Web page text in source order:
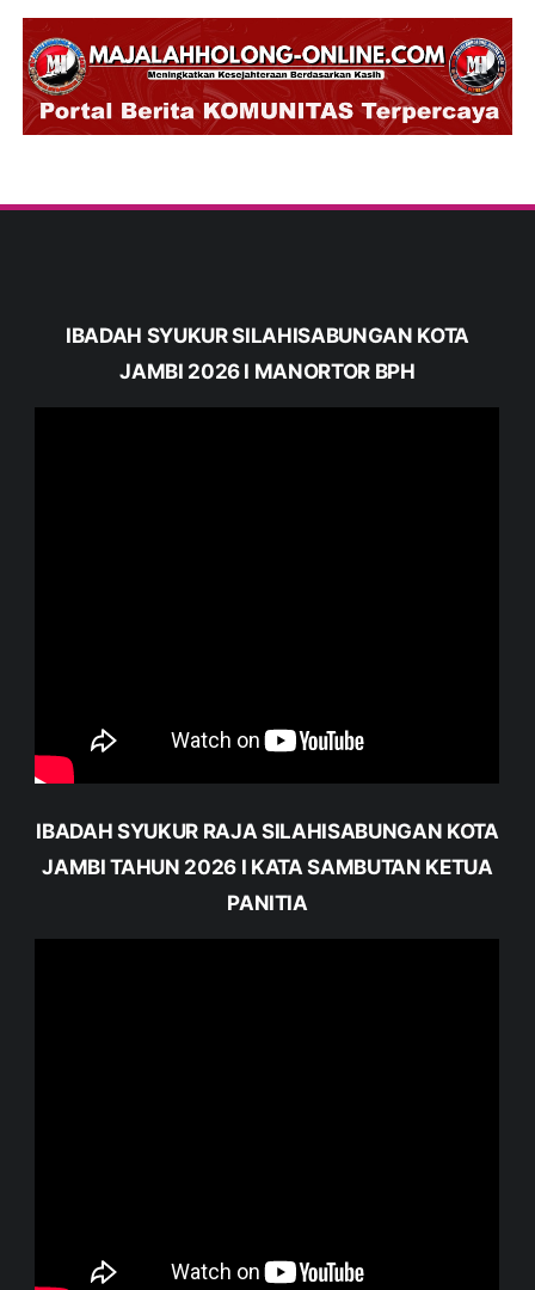
IBADAH SYUKUR SILAHISABUNGAN KOTA
JAMBI 2026 I MANORTOR BPH
IBADAH SYUKUR RAJA SILAHISABUNGAN KOTA
JAMBI TAHUN 2026 I KATA SAMBUTAN KETUA
PANITIA